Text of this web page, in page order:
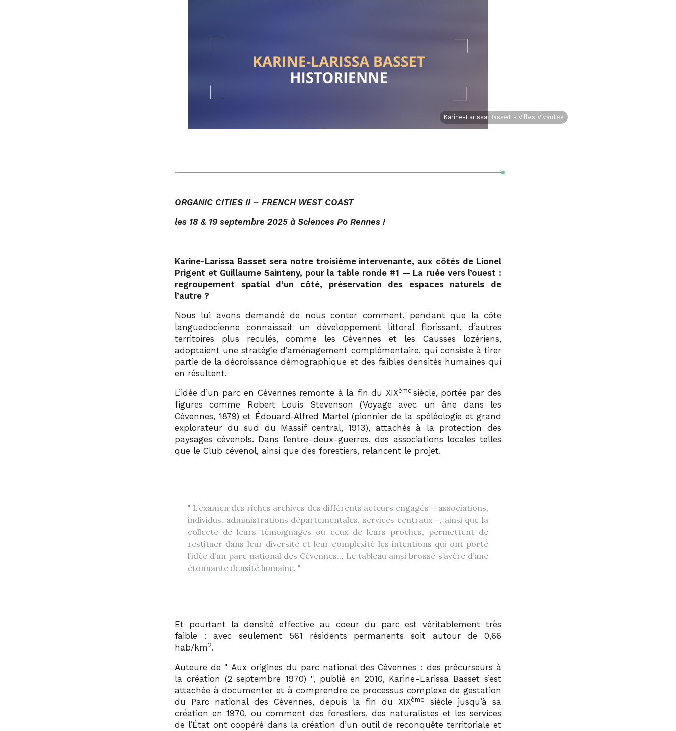
Karine-Larissa Basset - Villes Vivantes
ORGANIC CITIES II – FRENCH WEST COAST
les 18 & 19 septembre 2025 à Sciences Po Rennes !
Karine-Larissa Basset sera notre troisième intervenante, aux côtés de Lionel
Prigent et Guillaume Sainteny, pour la table ronde #1 — La ruée vers l’ouest :
regroupement spatial d’un côté, préservation des espaces naturels de
l’autre ?
Nous lui avons demandé de nous conter comment, pendant que la côte
languedocienne connaissait un développement littoral florissant, d’autres
territoires plus reculés, comme les Cévennes et les Causses lozériens,
adoptaient une stratégie d’aménagement complémentaire, qui consiste à tirer
partie de la décroissance démographique et des faibles densités humaines qui
en résultent.
L’idée d’un parc en Cévennes remonte à la fin du XIXème siècle, portée par des
figures comme Robert Louis Stevenson (Voyage avec un âne dans les
Cévennes, 1879) et Édouard‑Alfred Martel (pionnier de la spéléologie et grand
explorateur du sud du Massif central, 1913), attachés à la protection des
paysages cévenols. Dans l’entre-deux-guerres, des associations locales telles
que le Club cévenol, ainsi que des forestiers, relancent le projet.
L’examen des riches archives des différents acteurs engagés — associations,
individus, administrations départementales, services centraux —, ainsi que la
collecte de leurs témoignages ou ceux de leurs proches, permettent de
restituer dans leur diversité et leur complexité les intentions qui ont porté
l’idée d’un parc national des Cévennes… Le tableau ainsi brossé s’avère d’une
étonnante densité humaine.
Et pourtant la densité effective au coeur du parc est véritablement très
faible : avec seulement 561 résidents permanents soit autour de 0,66
hab/km2.
Auteure de
Aux origines du parc national des Cévennes : des précurseurs à
la création (2 septembre 1970)
, publié en 2010, Karine-Larissa Basset s’est
attachée à documenter et à comprendre ce processus complexe de gestation
du Parc national des Cévennes, depuis la fin du XIXème
siècle jusqu’à sa
création en 1970, ou comment des forestiers, des naturalistes et les services
de l’État ont coopéré dans la création d’un outil de reconquête territoriale et